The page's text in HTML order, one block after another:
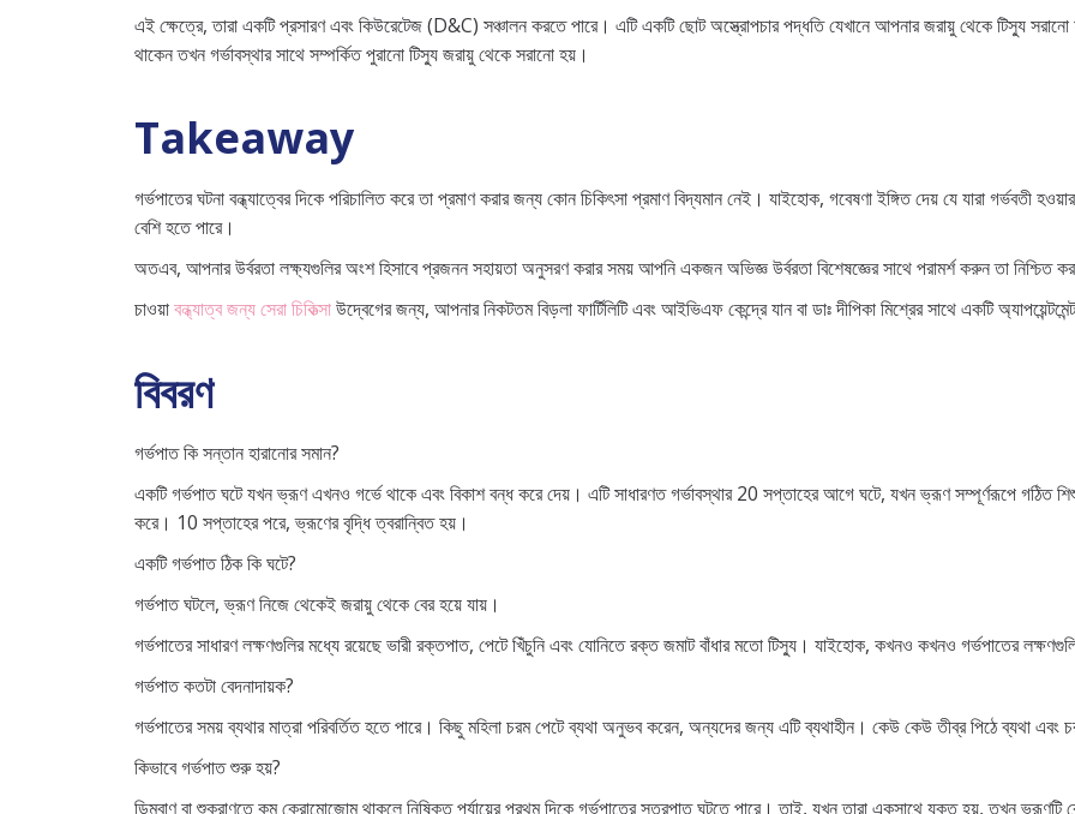
এই ক্ষেত্রে, তারা একটি প্রসারণ এবং কিউরেটেজ (D&C) সঞ্চালন করতে পারে। এটি একটি ছোট অস্ত্রোপচার পদ্ধতি যেখানে আপনার জরায়ু থেকে টিস্যু
থাকেন তখন গর্ভাবস্থার সাথে সম্পর্কিত পুরানো টিস্যু জরায়ু থেকে সরানো হয়।
Takeaway
গর্ভপাতের ঘটনা বন্ধ্যাত্বের দিকে পরিচালিত করে তা প্রমাণ করার জন্য কোন চিকিৎসা প্রমাণ বিদ্যমান নেই। যাইহোক, গবেষণা ইঙ্গিত দেয় যে যারা গর্ভবতী
বেশি হতে পারে।
অতএব, আপনার উর্বরতা লক্ষ্যগুলির অংশ হিসাবে প্রজনন সহায়তা অনুসরণ করার সময় আপনি একজন অভিজ্ঞ উর্বরতা বিশেষজ্ঞের সাথে পরামর্শ করুন তা নিশ্চিত
চাওয়াবন্ধ্যাত্ব জন্য সেরা চিকিত্সাউদ্বেগের জন্য, আপনার নিকটতম বিড়লা ফার্টিলিটি এবং আইভিএফ কেন্দ্রে যান বা ডাঃ দীপিকা মিশ্রের সাথে একটি
বিবরণ
গর্ভপাত কি সন্তান হারানোর সমান?
একটি গর্ভপাত ঘটে যখন ভ্রূণ এখনও গর্ভে থাকে এবং বিকাশ বন্ধ করে দেয়। এটি সাধারণত গর্ভাবস্থার 20 সপ্তাহের আগে ঘটে, যখন ভ্রূণ সম্পূর্ণরূপে গঠিত
করে। 10 সপ্তাহের পরে, ভ্রূণের বৃদ্ধি ত্বরান্বিত হয়।
একটি গর্ভপাত ঠিক কি ঘটে?
গর্ভপাত ঘটলে, ভ্রূণ নিজে থেকেই জরায়ু থেকে বের হয়ে যায়।
গর্ভপাতের সাধারণ লক্ষণগুলির মধ্যে রয়েছে ভারী রক্তপাত, পেটে খিঁচুনি এবং যোনিতে রক্ত ​​জমাট বাঁধার মতো টিস্যু। যাইহোক, কখনও কখনও গর্ভপাতের
গর্ভপাত কতটা বেদনাদায়ক?
গর্ভপাতের সময় ব্যথার মাত্রা পরিবর্তিত হতে পারে। কিছু মহিলা চরম পেটে ব্যথা অনুভব করেন, অন্যদের জন্য এটি ব্যথাহীন। কেউ কেউ তীব্র পিঠে ব্যথা
কিভাবে গর্ভপাত শুরু হয়?
ডিম্বাণু বা শুক্রাণুতে কম ক্রোমোজোম থাকলে নিষিক্ত পর্যায়ের প্রথম দিকে গর্ভপাতের সূত্রপাত ঘটতে পারে। তাই, যখন তারা একসাথে যুক্ত হয়, তখন